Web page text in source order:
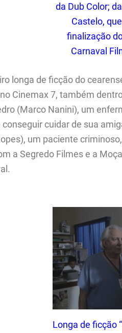
da Dub Color;
Castelo,
finalização
Carnaval
longa de ficção do
Cinemax 7, também
(Marco Nanini), um
cuidar de sua
um paciente
a Segredo Filmes e a
Longa de ficção